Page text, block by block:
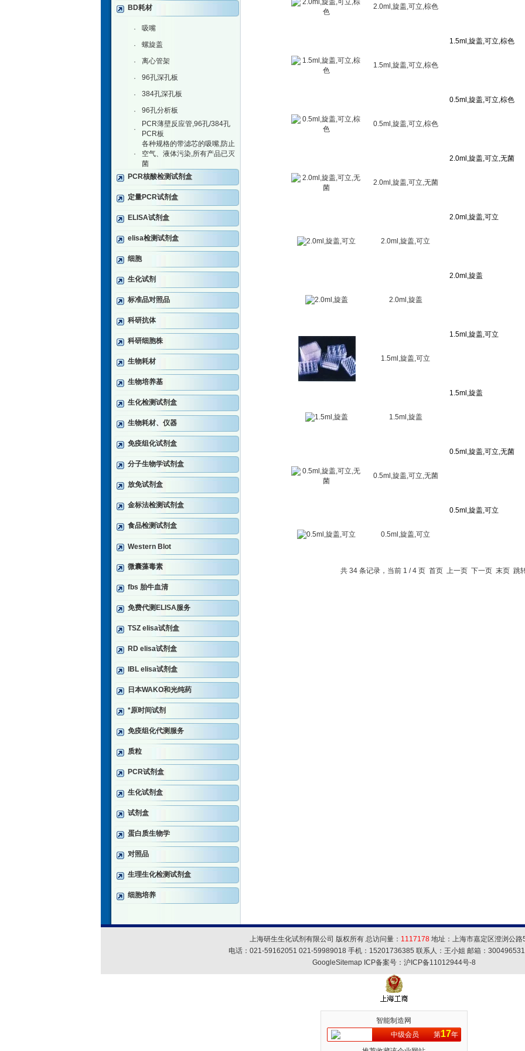
BD耗材
· 吸嘴
· 螺旋盖
· 离心管架
· 96孔深孔板
· 384孔深孔板
· 96孔分析板
·
PCR薄壁反应管,96孔/384孔
PCR板
·
各种规格的带滤芯的吸嘴,防止
空气、液体污染,所有产品已灭
菌
PCR核酸检测试剂盒
定量PCR试剂盒
ELISA试剂盒
elisa检测试剂盒
细胞
生化试剂
标准品对照品
科研抗体
科研细胞株
生物耗材
生物培养基
生化检测试剂盒
生物耗材、仪器
免疫组化试剂盒
分子生物学试剂盒
放免试剂盒
金标法检测试剂盒
食品检测试剂盒
Western Blot
微囊藻毒素
fbs 胎牛血清
免费代测ELISA服务
TSZ elisa试剂盒
RD elisa试剂盒
IBL elisa试剂盒
日本WAKO和光纯药
*原时间试剂
免疫组化代测服务
质粒
PCR试剂盒
生化试剂盒
试剂盒
蛋白质生物学
对照品
生理生化检测试剂盒
细胞培养
2.0ml,旋盖,可立,棕色
1.5ml,旋盖,可立,棕色
0.5ml,旋盖,可立,棕色
2.0ml,旋盖,可立,无菌
2.0ml,旋盖,可立
2.0ml,旋盖
1.5ml,旋盖,可立
1.5ml,旋盖
0.5ml,旋盖,可立,无菌
0.5ml,旋盖,可立
共 34 条记录，当前 1 / 4 页 首页 上一页 下一页 末页跳
上海研生生化试剂有限公司 版权所有 总访问量： 1117178 地址：上海市嘉定区澄浏公路
电话：021-59162051 021-59989018 手机：15201736385 联系人：王小姐 邮箱：
GoogleSitemapICP备案号： 沪ICP备11012944号-8
智能制造网
中级会员
第17年